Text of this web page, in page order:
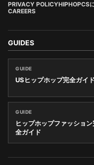
PRIVACY POLICYHIPHOPCS
CAREERS
GUIDES
GUIDE
USヒップホップ完全ガイド
GUIDE
ヒップホップファッション
全ガイド